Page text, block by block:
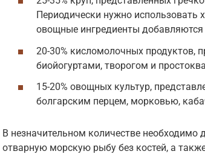
Периодически нужно
овощные ингредиенты
20-30% кисломолочных
биойогуртами, творогом и
15-20% овощных культур,
болгарским перцем, морковью,
В незначительном количестве
отварную морскую рыбу без костей, а